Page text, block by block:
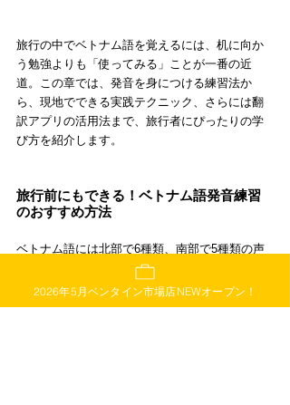
旅行の中でベトナム語を覚えるには、机に向か
う勉強よりも「使ってみる」ことが一番の近
道。この章では、発音を身につける練習法か
ら、現地でできる実践テクニック、さらには翻
訳アプリの活用法まで、旅行者にぴったりの学
び方を紹介します。
旅行前にもできる！ベトナム語発音練習
のおすすめ方法
ベトナム語には北部で6種類、南部で5種類の声
調があります。全部を覚える必要はなく、最初
は「Xin chào（こんにちは）」や「Cảm ơn（あ
りがとう）」など、旅行でよく使う単語を繰り
2026年5月ベンタイン市場店NEWオープン！